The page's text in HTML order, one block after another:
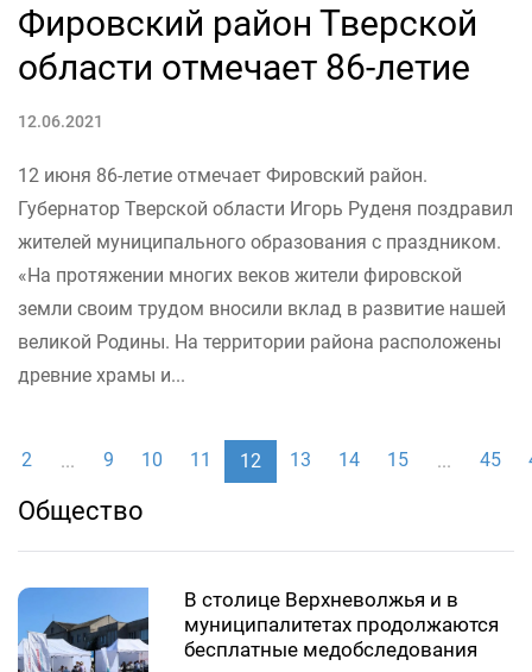
Фировский район Тверской
области отмечает 86-летие
12.06.2021
12 июня 86-летие отмечает Фировский район.
Губернатор Тверской области Игорь Руденя поздравил
жителей муниципального образования с праздником.
«На протяжении многих веков жители фировской
земли своим трудом вносили вклад в развитие нашей
великой Родины. На территории района расположены
древние храмы и...
2 ... 9 10 11 12 13 14 15 ... 45
Общество
В столице Верхневолжья и в
муниципалитетах продолжаются
бесплатные медобследования